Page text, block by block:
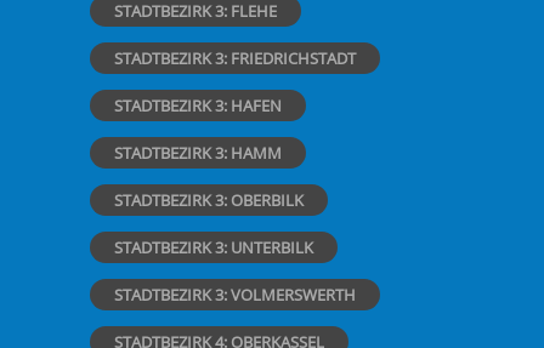
STADTBEZIRK 3: FLEHE
STADTBEZIRK 3: FRIEDRICHSTADT
STADTBEZIRK 3: HAFEN
STADTBEZIRK 3: HAMM
STADTBEZIRK 3: OBERBILK
STADTBEZIRK 3: UNTERBILK
STADTBEZIRK 3: VOLMERSWERTH
STADTBEZIRK 4: OBERKASSEL